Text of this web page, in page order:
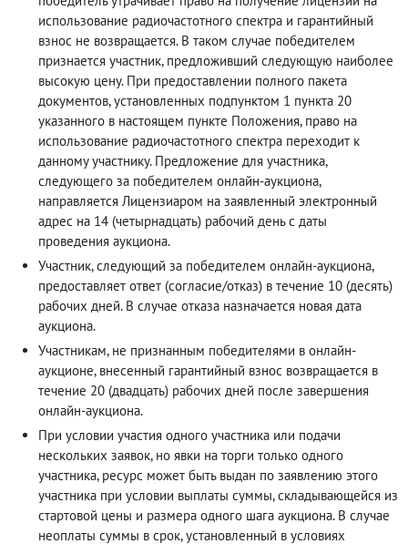
использование радиочастотного спектра и гарантийный
взнос не возвращается. В таком случае победителем
признается участник, предложивший следующую наиболее
высокую цену. При предоставлении полного пакета
документов, установленных подпунктом 1 пункта 20
указанного в настоящем пункте Положения, право на
использование радиочастотного спектра переходит к
данному участнику. Предложение для участника,
следующего за победителем онлайн-аукциона,
направляется Лицензиаром на заявленный электронный
адрес на 14 (четырнадцать) рабочий день с даты
проведения аукциона.
Участник, следующий за победителем онлайн-аукциона,
предоставляет ответ (согласие/отказ) в течение 10 (десять)
рабочих дней. В случае отказа назначается новая дата
аукциона.
Участникам, не признанным победителями в онлайн-
аукционе, внесенный гарантийный взнос возвращается в
течение 20 (двадцать) рабочих дней после завершения
онлайн-аукциона.
При условии участия одного участника или подачи
нескольких заявок, но явки на торги только одного
участника, ресурс может быть выдан по заявлению этого
участника при условии выплаты суммы, складывающейся из
стартовой цены и размера одного шага аукциона. В случае
неоплаты суммы в срок, установленный в условиях